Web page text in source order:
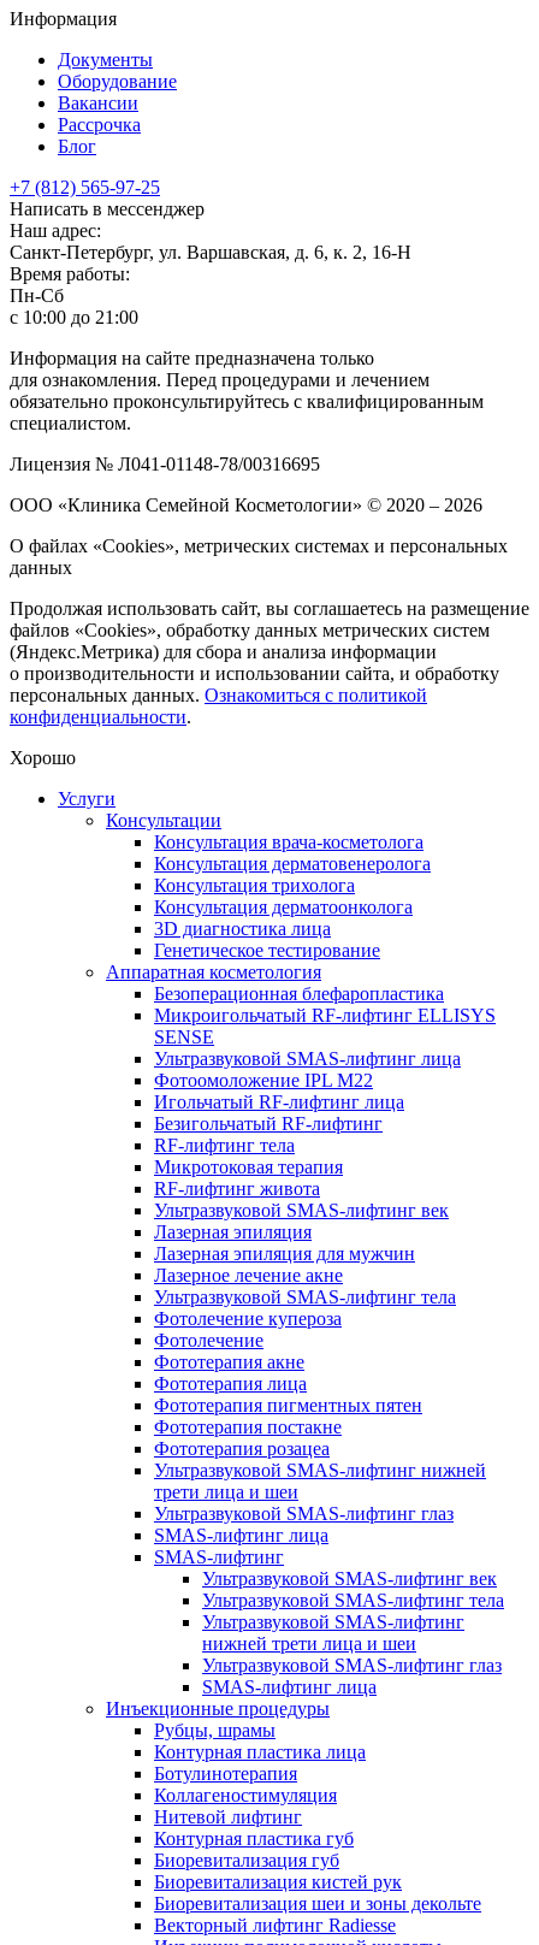
Информация
Документы
Оборудование
Вакансии
Рассрочка
Блог
+7 (812) 565-97-25
Написать в мессенджер
Наш адрес:
Санкт-Петербург, ул. Варшавская, д. 6, к. 2, 16-Н
Время работы:
Пн-Сб
с 10:00 до 21:00
Информация на сайте предназначена только
для ознакомления. Перед процедурами и лечением
обязательно проконсультируйтесь с квалифицированным
специалистом.
Лицензия № Л041-01148-78/00316695
ООО «Клиника Семейной Косметологии» © 2020 – 2026
О файлах «Cookies», метрических системах и персональных
данных
Продолжая использовать сайт, вы соглашаетесь на размещение
файлов «Cookies», обработку данных метрических систем
(Яндекс.Метрика) для сбора и анализа информации
о производительности и использовании сайта, и обработку
персональных данных. Ознакомиться с политикой
конфиденциальности.
Хорошо
Услуги
Консультации
Консультация врача-косметолога
Консультация дерматовенеролога
Консультация трихолога
Консультация дерматоонколога
3D диагностика лица
Генетическое тестирование
Аппаратная косметология
Безоперационная блефаропластика
Микроигольчатый RF-лифтинг ELLISYS
SENSE
Ультразвуковой SMAS-лифтинг лица
Фотоомоложение IPL M22
Игольчатый RF-лифтинг лица
Безигольчатый RF-лифтинг
RF-лифтинг тела
Микротоковая терапия
RF-лифтинг живота
Ультразвуковой SMAS-лифтинг век
Лазерная эпиляция
Лазерная эпиляция для мужчин
Лазерное лечение акне
Ультразвуковой SMAS-лифтинг тела
Фотолечение купероза
Фотолечение
Фототерапия акне
Фототерапия лица
Фототерапия пигментных пятен
Фототерапия постакне
Фототерапия розацеа
Ультразвуковой SMAS-лифтинг нижней
трети лица и шеи
Ультразвуковой SMAS-лифтинг глаз
SMAS-лифтинг лица
SMAS-лифтинг
Ультразвуковой SMAS-лифтинг век
Ультразвуковой SMAS-лифтинг тела
Ультразвуковой SMAS-лифтинг
нижней трети лица и шеи
Ультразвуковой SMAS-лифтинг глаз
SMAS-лифтинг лица
Инъекционные процедуры
Рубцы, шрамы
Контурная пластика лица
Ботулинотерапия
Коллагеностимуляция
Нитевой лифтинг
Контурная пластика губ
Биоревитализация губ
Биоревитализация кистей рук
Биоревитализация шеи и зоны декольте
Векторный лифтинг Radiesse